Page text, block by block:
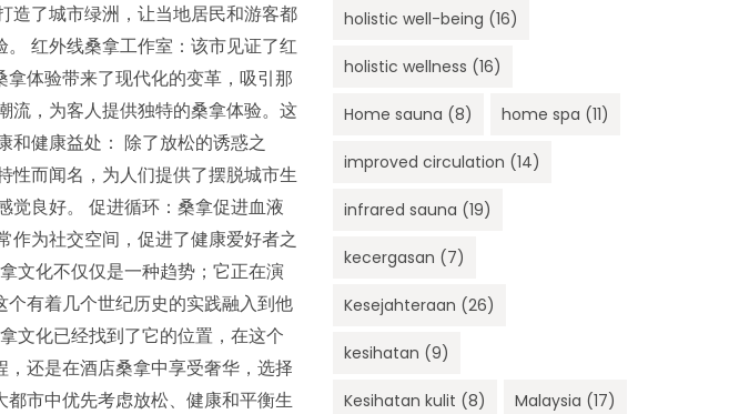
造了城市绿洲，让当地居民和游客都
红外线桑拿工作室：该市见证了红
体验带来了现代化的变革，吸引那
流，为客人提供独特的桑拿体验。这
和健康益处： 除了放松的诱惑之
性而闻名，为人们提供了摆脱城市生
觉良好。 促进循环：桑拿促进血液
作为社交空间，促进了健康爱好者之
文化不仅仅是一种趋势；它正在演
有着几个世纪历史的实践融入到他
文化已经找到了它的位置，在这个
还是在酒店桑拿中享受奢华，选择
市中优先考虑放松、健康和平衡生
holistic well-being (16)
holistic wellness (16)
Home sauna (8) home spa (11)
improved circulation (14)
infrared sauna (19)
kecergasan (7)
Kesejahteraan (26)
kesihatan (9)
Kesihatan kulit (8) Malaysia (17)